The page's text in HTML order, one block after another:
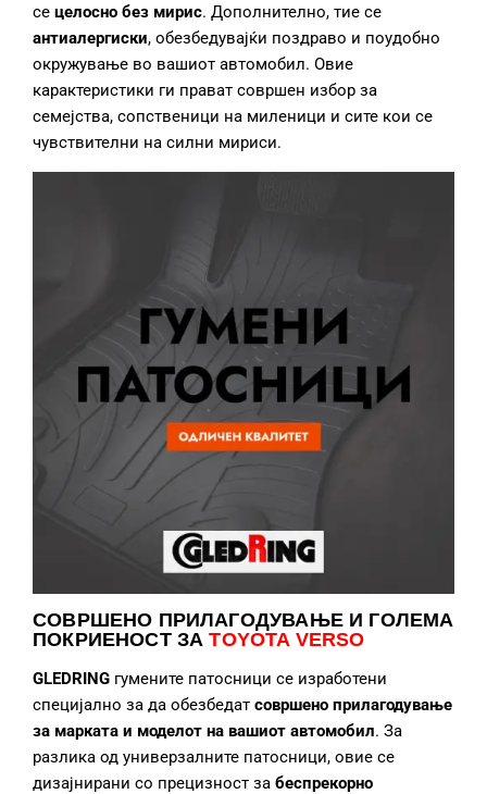
се целосно без мирис. Дополнително, тие се
антиалергиски, обезбедувајќи поздраво и поудобно
окружување во вашиот автомобил. Овие
карактеристики ги прават совршен избор за
семејства, сопственици на миленици и сите кои се
чувствителни на силни мириси.
СОВРШЕНО ПРИЛАГОДУВАЊЕ И ГОЛЕМА
ПОКРИЕНОСТ ЗАTOYOTA VERSO
GLEDRING гумените патосници се изработени
специјално за да обезбедат совршено прилагодување
за марката и моделот на вашиот автомобил. За
разлика од универзалните патосници, овие се
дизајнирани со прецизност за беспрекорно